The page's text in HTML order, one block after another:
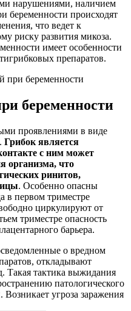
нарушениями, наличием
беременности происходят
что ведет к
риску развития микоза.
имеет особенности
препаратов.
беременности
проявлениями в виде
Грибок является
с ним может
организма, что
ринитов,
. Особенно опасны
в первом триместре
циркулируют от
триместре опасность
барьера.
о вредном
откладывают
Такая тактика выжидания
патологического
угроза заражения